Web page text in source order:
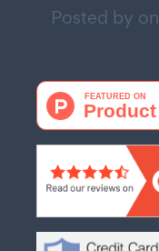
Posted by on